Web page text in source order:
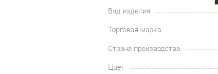
Вид изделия
Торговая марка
Страна производства
Цвет